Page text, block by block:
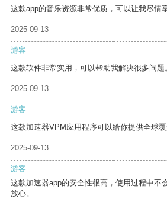
这款app的音乐资源非常优质，可以让我尽情
2025-09-13
游客
这款软件非常实用，可以帮助我解决很多问题
2025-09-13
游客
这款加速器VPM应用程序可以给你提供全球覆
2025-09-13
游客
这款加速器app的安全性很高，使用过程中不
放心。